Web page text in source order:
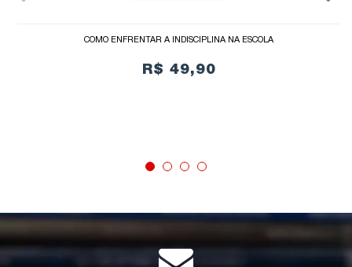
COMO ENFRENTAR A INDISCIPLINA NA ESCOLA
R$ 49,90